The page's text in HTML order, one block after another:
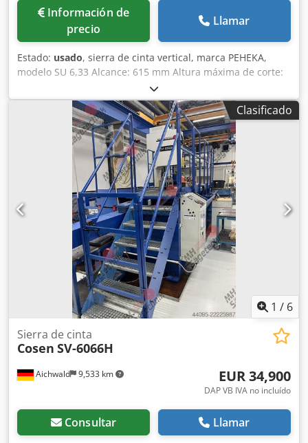
Información de
precio
Llamar
Estado: usado, sierra de cinta vertical, marca PEHEKA,
modelo SU 6,33 Alcance: 615 mm Altura máxima de corte:
250 mm Velocidad de corte: mín. 12 metros por minuto
máx. 3000 metros por minuto Ajuste continuo Incluye
equipo de soldadura de cinta de sierra, marca IDEAL
Longitud de la hoja de sierra: 4700 - 4800 mm Ancho de la
hoja de sierra: 8 - 25 mm 380 voltios Espacio requerido: L.
1400 x A. 1100 x Al. 2280 mm Dodpfx Ajdawl Hodlekr
Clasificado
1 / 6
Aichwald 9,533 km
Sierra de cinta
Cosen SV-6066H
EUR 34,900
DAP VB IVA no incluído
Consultar Llamar